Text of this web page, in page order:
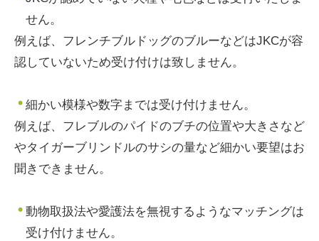
せん。
例えば、フレンチブルドッグのブルーなどはJKCが容
認していないため受け付けは致しません。
細かい模様や数字までは受け付けません。
例えば、フレブルのパイドのブチの位置や大きさなど
やタイガーブリンドルのサシの量など細かい要望はお
聞きできません。
動物取扱法や愛護法を無視するようなマッチングは
受け付けません。